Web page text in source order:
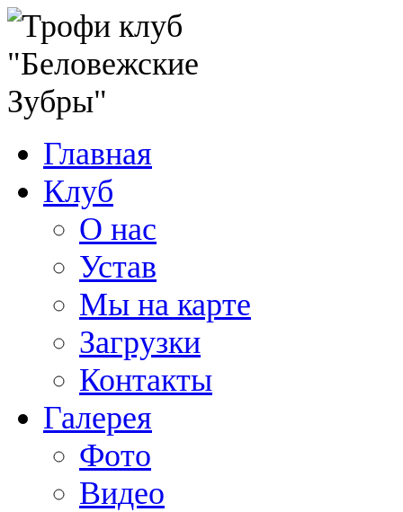
Главная
Клуб
О нас
Устав
Мы на карте
Загрузки
Контакты
Галерея
Фото
Видео